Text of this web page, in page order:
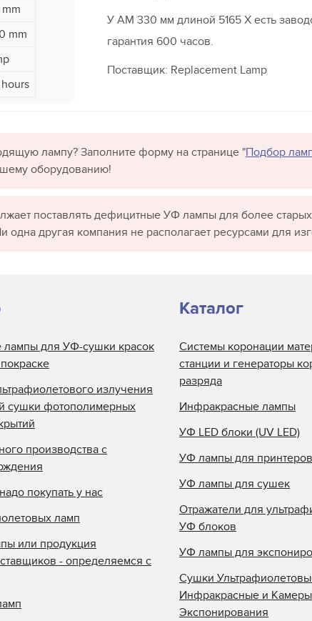
mm
У AM 330 мм длиной 5165 X есть
гарантия 600 часов.
Поставщик: Replacement Lamp
лампу? Заполните форму на странице "Подбор
оборудованию!
поставлять дефицитные УФ лампы для более
одна другая компания не располагает ресурсами для
лампы для УФ-сушки красок
излучения
сушки фотополимерных
производства с
покупать у нас
ламп
или продукция
- определяемся с
Каталог
Системы коронации
станции и генераторы
разряда
Инфракрасные лампы
УФ LED блоки (UV LED)
УФ лампы для принтеров
УФ лампы для сушек
Отражатели для
УФ блоков
УФ лампы для
Сушки
Инфракрасные и
Экспонирования